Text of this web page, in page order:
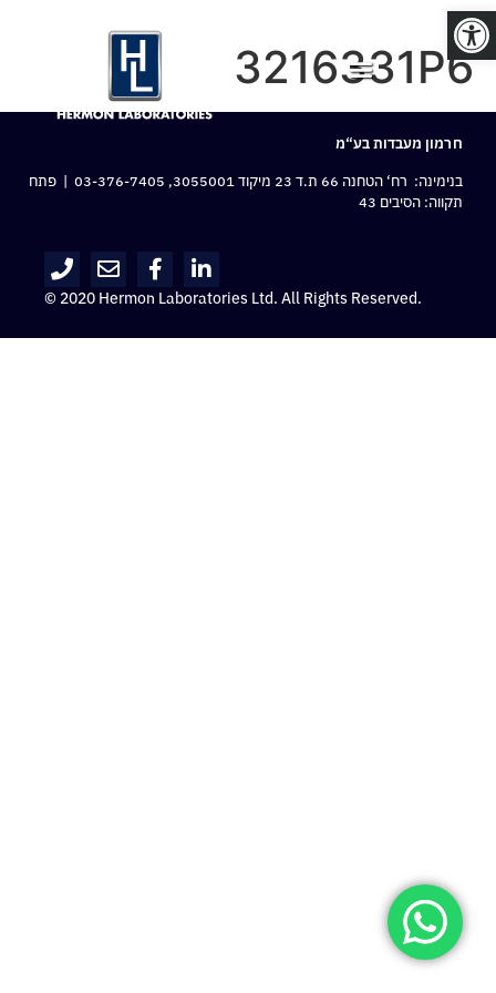
פתח סרגל נגישות
3216331P6
חרמון מעבדות בע“מ
בנימינה: רח‘ הטחנה 66 ת.ד 23 מיקוד 3055001,
03-376-7405 | פתח
תקווה: הסיבים 43
© 2020 Hermon Laboratories Ltd. All Rights Reserved.